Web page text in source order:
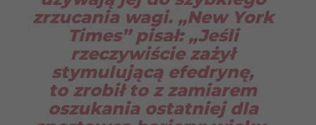
zrzucania wagi. „New York
Times” pisał: „Jeśli
rzeczywiście zażył
stymulującą efedrynę,
to zrobił to z zamiarem
oszukania ostatniej dla